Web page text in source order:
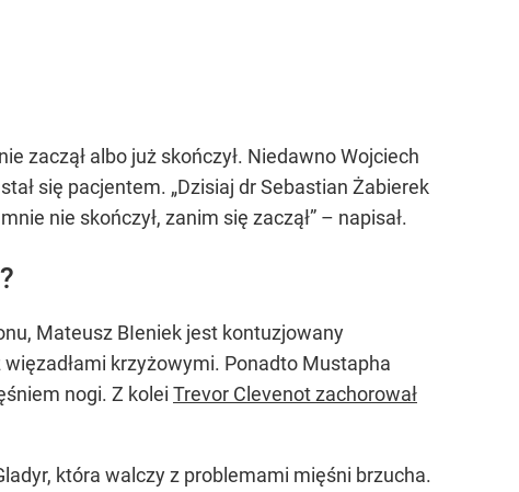
zaczął albo już skończył. Niedawno Wojciech
się pacjentem. „Dzisiaj dr Sebastian Żabierek
nie skończył, zanim się zaczął” – napisał.
Mateusz BIeniek jest kontuzjowany
krzyżowymi. Ponadto Mustapha
nogi. Z kolei Trevor Clevenot zachorował
która walczy z problemami mięśni brzucha.